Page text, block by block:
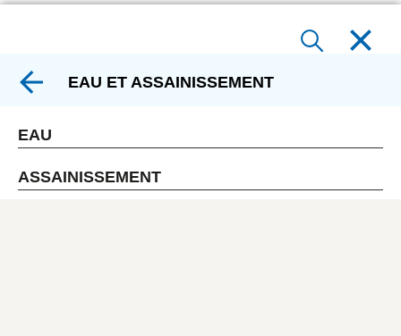
EAU ET ASSAINISSEMENT
EAU
ASSAINISSEMENT